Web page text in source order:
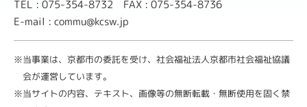
TEL : 075-354-8732 FAX : 075-354-8736
E-mail : commu@kcsw.jp
※当事業は、京都市の委託を受け、社会福祉法人京都市社会福祉協議
会が運営しています。
※当サイトの内容、テキスト、画像等の無断転載・無断使用を固く禁